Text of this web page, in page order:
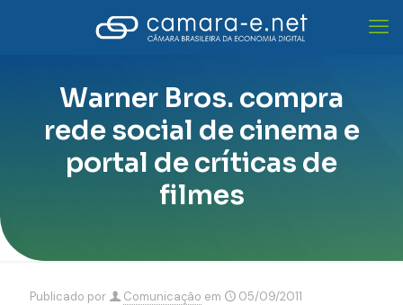
Warner Bros. compra
rede social de cinema e
portal de críticas de
filmes
Publicado por Comunicação em 05/09/2011